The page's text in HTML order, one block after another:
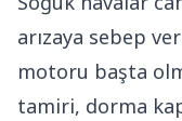
arızaya sebep
motoru başta
tamiri, dorma